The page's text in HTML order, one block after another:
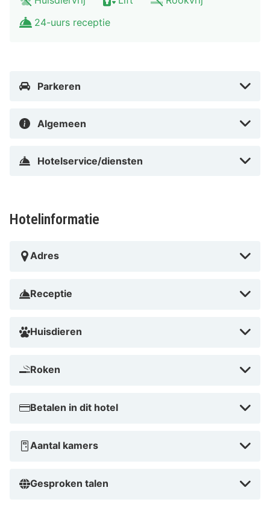
aan Zee en op 9,7 km van Zandvoort aan Zee.
24-uurs receptie
Parkeren
Algemeen
Hotelservice/diensten
Hotelinformatie
Adres
Receptie
Huisdieren
Roken
Betalen in dit hotel
Aantal kamers
Gesproken talen